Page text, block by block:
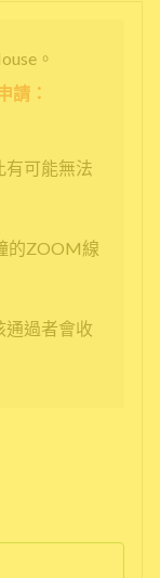
。
請：
有可能無法
的ZOOM線
通過者會收